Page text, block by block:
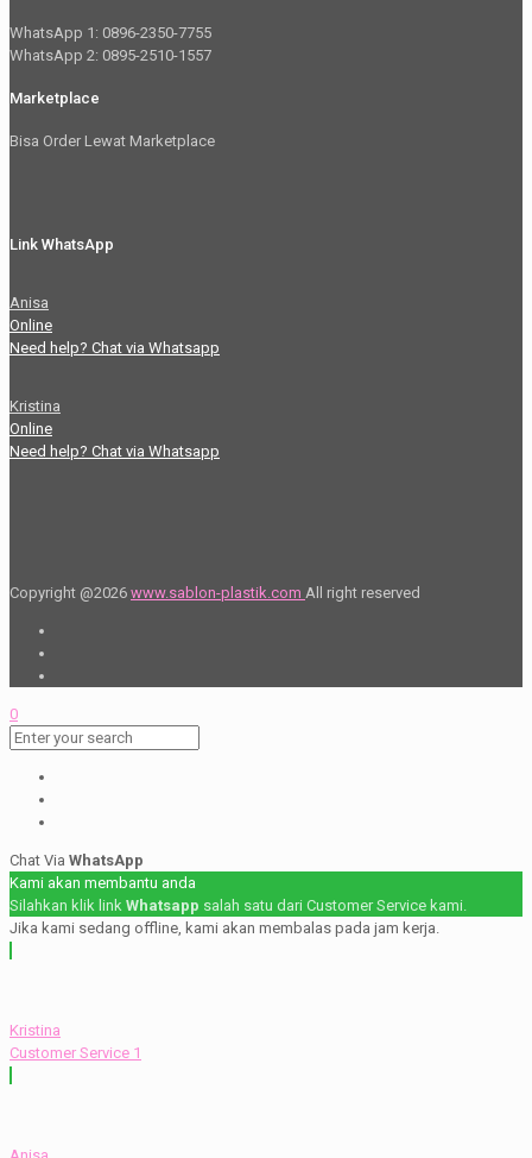
WhatsApp 1: 0896-2350-7755
WhatsApp 2: 0895-2510-1557
Marketplace
Bisa Order Lewat Marketplace
Link WhatsApp
Anisa
Online
Need help? Chat via Whatsapp
Kristina
Online
Need help? Chat via Whatsapp
Copyright @2026 www.sablon-plastik.com All right reserved
0
Chat Via WhatsApp
Kami akan membantu anda
Silahkan klik link Whatsapp salah satu dari Customer Service kami.
Jika kami sedang offline, kami akan membalas pada jam kerja.
Kristina
Customer Service 1